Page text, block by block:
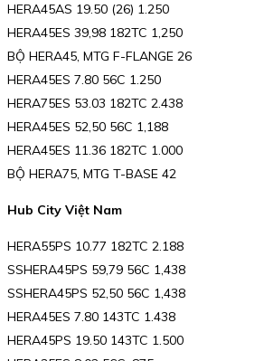
HERA45AS 19.50 (26) 1.250
HERA45ES 39,98 182TC 1,250
BỘ HERA45, MTG F-FLANGE 26
HERA45ES 7.80 56C 1.250
HERA75ES 53.03 182TC 2.438
HERA45ES 52,50 56C 1,188
HERA45ES 11.36 182TC 1.000
BỘ HERA75, MTG T-BASE 42
Hub City Việt Nam
HERA55PS 10.77 182TC 2.188
SSHERA45PS 59,79 56C 1,438
SSHERA45PS 52,50 56C 1,438
HERA45ES 7.80 143TC 1.438
HERA45PS 19.50 143TC 1.500